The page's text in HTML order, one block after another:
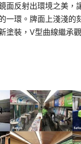
面反射出環境之美，
一環。牌面上淺淺的
塗裝，V型曲線繼承